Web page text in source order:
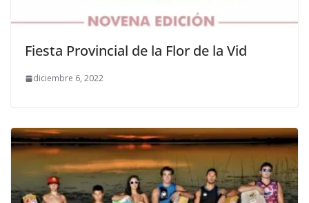
Fiesta Provincial de la Flor de la Vid
diciembre 6, 2022